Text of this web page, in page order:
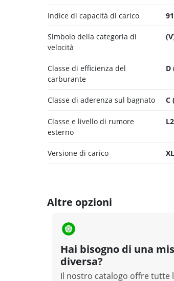
Indice di capacità di carico 91
Simbolo della categoria di
velocità
Classe di efficienza del
carburante
D
Classe di aderenza sul bagnato C
Classe e livello di rumore
esterno
Versione di carico XL
Altre opzioni
Hai bisogno di una
diversa?
Il nostro catalogo offre tutte